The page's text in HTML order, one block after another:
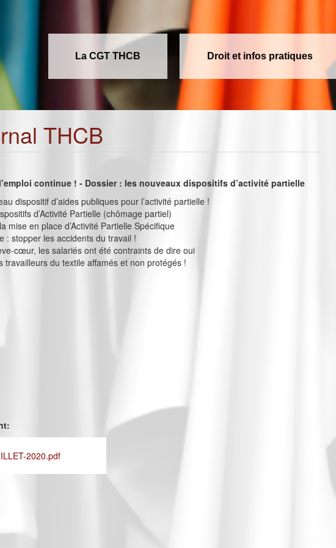
La CGT THCB Droit et infos pratiques
THCB
continue ! - Dossier : les nouveaux dispositifs d’activité partielle
dispositif d’aides publiques pour l’activité partielle !
d’Activité Partielle (chômage partiel)
mise en place d’Activité Partielle Spécifique
: stopper les accidents du travail !
cœur, les salariés ont été contraints de dire oui
travailleurs du textile affamés et non protégés !
2020.pdf